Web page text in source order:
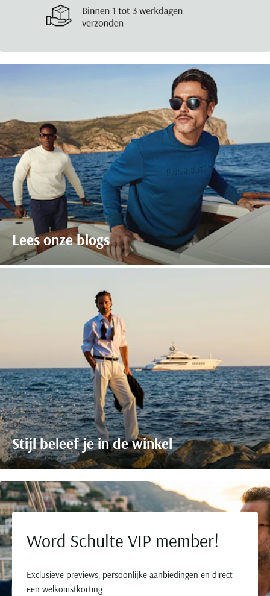
Lees onze blogs
Stijl beleef je in de winkel
Word Schulte VIP member!
Exclusieve previews, persoonlijke aanbiedingen en direct
een welkomstkorting